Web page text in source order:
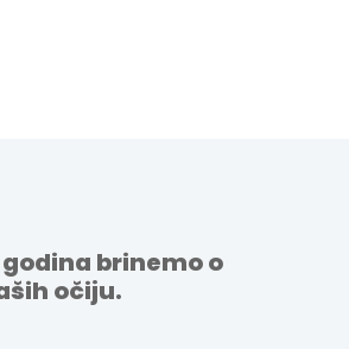
godina brinemo o
očiju.